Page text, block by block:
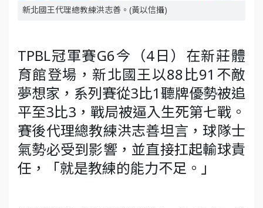
新北國王代理總教練洪志善。(黃以信攝)
TPBL冠軍賽G6今（4日）在新莊體
育館登場，新北國王以88比91不敵
夢想家，系列賽從3比1聽牌優勢被追
平至3比3，戰局被逼入生死第七戰。
賽後代理總教練洪志善坦言，球隊士
氣勢必受到影響，並直接扛起輸球責
任，「就是教練的能力不足。」